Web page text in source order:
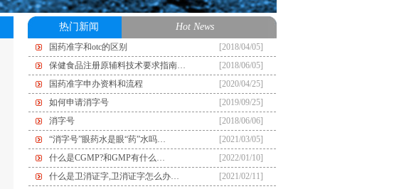
热门新闻 Hot News
国药准字和otc的区别
[2018/04/05]
保健食品注册原辅料技术要求指南…
[2018/06/05]
国药准字申办资料和流程
[2020/04/25]
如何申请消字号
[2019/09/25]
消字号
[2018/06/06]
“消字号”眼药水是眼“药”水吗…
[2021/03/05]
什么是CGMP?和GMP有什么…
[2022/01/10]
什么是卫消证字,卫消证字怎么办…
[2021/02/11]